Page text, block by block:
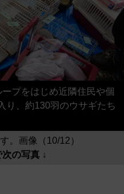
プをはじめ近隣住民や個
り、約130羽のウサギたち
。画像（10/12）
の写真 ↓